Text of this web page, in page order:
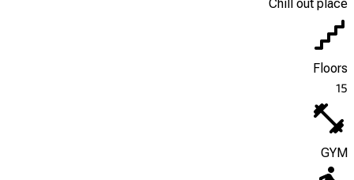
Chill out place
Floors
15
GYM